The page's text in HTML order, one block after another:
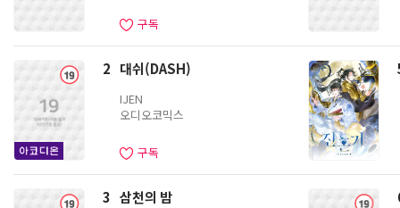
너 구독
2 대쉬(DASH)
IJEN
오디오코믹스
구독
3 삼천의 밤